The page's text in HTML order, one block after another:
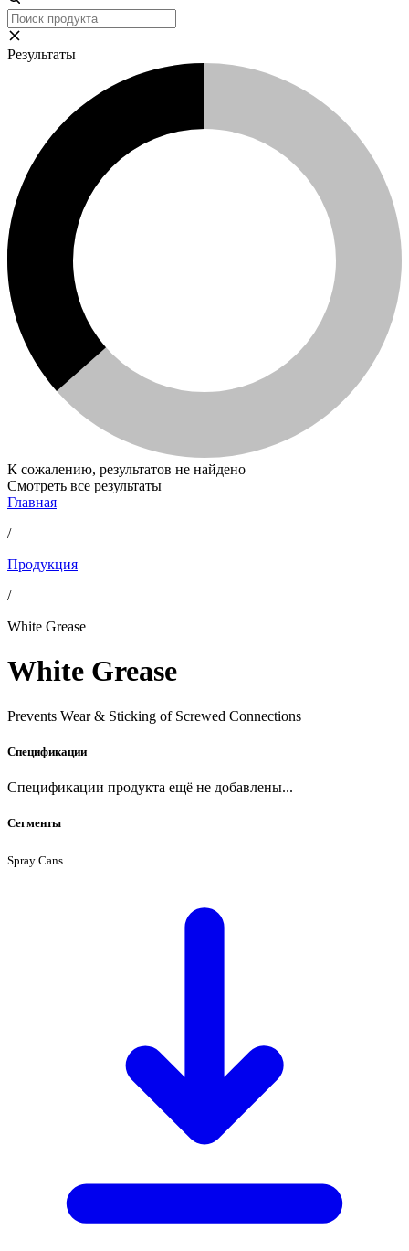
Результаты
К сожалению, результатов не найдено
Смотреть все результаты
Главная
/
Продукция
/
White Grease
White Grease
Prevents Wear & Sticking of Screwed Connections
Спецификации
Спецификации продукта ещё не добавлены...
Сегменты
Spray Cans